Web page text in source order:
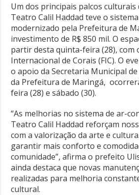
Um dos principais palcos culturais
Teatro Calil Haddad teve o
modernizado pela Prefeitura de
investimento de R$ 850 mil. O
partir desta quinta-feira (28), com
Internacional de Corais (FIC). O
o apoio da Secretaria Municipal
da Prefeitura de Maringá,
feira (28) e sábado (30).
“As melhorias no sistema de ar-
Teatro Calil Haddad reforçam
com a valorização da arte e
garantir mais conforto e
comunidade”, afirma o prefeito
ainda destaca que novas
realizadas para melhoria
cultural.